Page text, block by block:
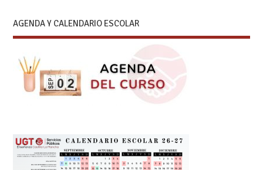
AGENDA Y CALENDARIO ESCOLAR